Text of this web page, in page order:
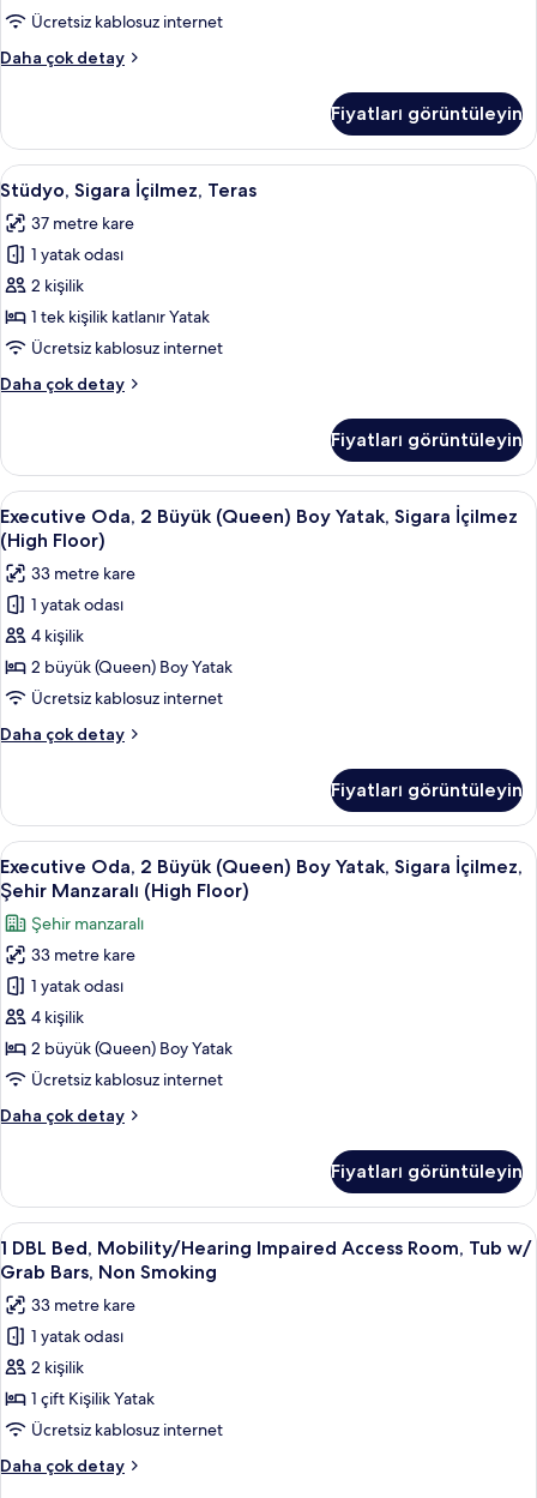
Sigara
Şehir
Floor)
için
tüm
fotoğrafları
görün
Ücretsiz kablosuz internet
Daha çok detay
Executive
Büyük
(King)
Boy
Yatak,
Sigara
İçilmez,
Şehir
Manzaralı
(High
Floor)
hakkında
daha
Fiyatları görüntüleyin
Stüdyo,
Sigara
İçilmez,
Teras
için
tüm
fotoğrafları
Stüdyo, Sigara İçilmez, Teras | Kaliteli
4
Stüdyo, Sigara İçilmez, Teras
37 metre kare
1 yatak odası
2 kişilik
1 tek kişilik katlanır Yatak
Ücretsiz kablosuz internet
Daha çok detay
Stüdyo,
hakkında
daha
fazla
detay
Fiyatları görüntüleyin
Executive
Oda,
2
Büyük
(Queen)
Boy
Yatak,
Sigara
İçilmez
(High
için
tüm
fotoğrafları
görün
Executive Oda, 2 Büyük (Queen)
5
Executive Oda, 2 Büyük (Queen) Boy Yatak, Sigara İçilmez
(High Floor)
33 metre kare
1 yatak odası
4 kişilik
2 büyük (Queen) Boy Yatak
Ücretsiz kablosuz internet
Daha çok detay
Executive
(Queen)
Boy
Yatak,
Sigara
İçilmez
(High
Floor)
hakkında
daha
fazla
Fiyatları görüntüleyin
Executive
Oda,
2
Büyük
(Queen)
Boy
Yatak,
Sigara
İçilmez,
Manzaralı
için
tüm
fotoğrafları
görün
Kaliteli yatak takımı, odada kasa, masa
5
Executive Oda, 2 Büyük (Queen) Boy Yatak, Sigara İçilmez,
Şehir Manzaralı (High Floor)
Şehir manzaralı
33 metre kare
1 yatak odası
4 kişilik
2 büyük (Queen) Boy Yatak
Ücretsiz kablosuz internet
Daha çok detay
Executive
(Queen)
Boy
Yatak,
Sigara
Şehir
Manzaralı
(High
Floor)
hakkında
daha
fazla
detay
Fiyatları görüntüleyin
1
DBL
Bed,
Mobility/Hearing
Impaired
Access
Room,
Tub
w/
Grab
Kaliteli yatak takımı, odada kasa, masa
5
1 DBL Bed, Mobility/Hearing Impaired Access Room, Tub w/
Grab Bars, Non Smoking
33 metre kare
1 yatak odası
2 kişilik
1 çift Kişilik Yatak
Ücretsiz kablosuz internet
Daha çok detay
1